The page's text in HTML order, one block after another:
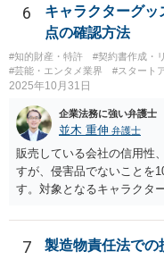
することも考えられます
いとのことであれば、出
ますので、債務不履行を理
ることも考えられるかと思
もよりますが、過半数を確
たします。 いずれの手段を
容、相手方の主張内容など
すので、本格的に争うこと
え、個別に弁護士にご相談
ます。
6
キャラクターグ
点の確認方法
#知的財産・特許 #契約書作成・
#芸能・エンタメ業界
#スタート
2025年10月31日
企業法務に強い弁護士
並木 重伸 弁護士
販売している会社の信用性
すが、侵害品でないことを
す。対象となるキャラクタ
頼し絵を作ってもらいそれ
いては、作ってもらった
せんが（ただし絵師など
7 製造物責任法での